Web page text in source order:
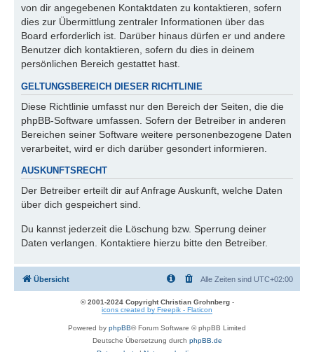
von dir angegebenen Kontaktdaten zu kontaktieren, sofern
dies zur Übermittlung zentraler Informationen über das
Board erforderlich ist. Darüber hinaus dürfen er und andere
Benutzer dich kontaktieren, sofern du dies in deinem
persönlichen Bereich gestattet hast.
GELTUNGSBEREICH DIESER RICHTLINIE
Diese Richtlinie umfasst nur den Bereich der Seiten, die die
phpBB-Software umfassen. Sofern der Betreiber in anderen
Bereichen seiner Software weitere personenbezogene Daten
verarbeitet, wird er dich darüber gesondert informieren.
AUSKUNFTSRECHT
Der Betreiber erteilt dir auf Anfrage Auskunft, welche Daten
über dich gespeichert sind.
Du kannst jederzeit die Löschung bzw. Sperrung deiner
Daten verlangen. Kontaktiere hierzu bitte den Betreiber.
Übersicht Alle Zeiten sind UTC+02:00
© 2001-2024 Copyright Christian Grohnberg-
icons created by Freepik - Flaticon
Powered by phpBB® Forum Software © phpBB Limited
Deutsche Übersetzung durch phpBB.de